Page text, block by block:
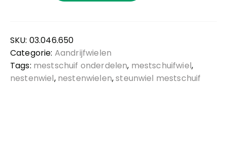
SKU: 03.046.650
Categorie: Aandrijfwielen
Tags: mestschuif onderdelen, mestschuifwiel,
nestenwiel, nestenwielen,steunwiel mestschuif